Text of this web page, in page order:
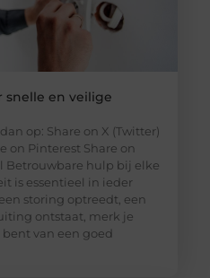
snelle en veilige
op: Share on X (Twitter)
on Pinterest Share on
Betrouwbare hulp bij elke
is essentieel in ieder
storing optreedt, een
ontstaat, merk je
van een goed